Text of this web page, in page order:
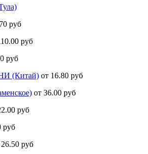
руб
руб
руб
(Китай) от 16.80 руб
от 36.00 руб
руб
руб
руб